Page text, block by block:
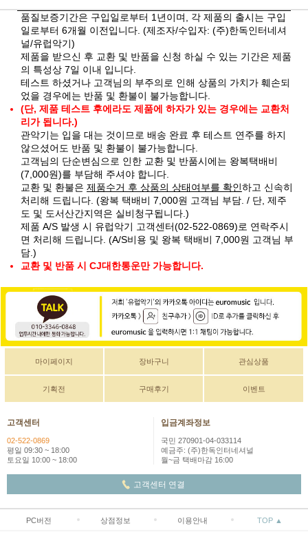
품질보증기간은 구입일로부터 1년이며, 각 제품의 출시는 구입
일로부터 6개월 이전입니다. (제조자/수입자: (주)한독인터네셔
널/유럽악기)
제품을 받으신 후 교환 및 반품을 신청 하실 수 있는 기간은 제품
의 특성상 7일 이내 입니다.
테스트 하셨거나 고객님의 부주의로 인해 상품의 가치가 훼손되
었을 경우에는 반품 및 환불이 불가능합니다.
(단, 제품 테스트 후에라도 제품에 하자가 있는 경우에는 교환처
리가 됩니다.)
관악기는 입을 대는 것이므로 배송 완료 후 테스트 연주를 하지
않으셨어도 반품 및 환불이 불가능합니다.
고객님의 단순변심으로 인한 교환 및 반품시에는 왕복택배비
(7,000원)를 부담해 주셔야 합니다.
교환 및 환불은 제품수거 후 상품의 상태여부를 확인하고 신속히
처리해 드립니다. (왕복 택배비 7,000원 고객님 부담. / 단, 제주
도 및 도서산간지역은 실비청구됩니다.)
제품 A/S 발생 시 유럽악기 고객센터(02-522-0869)로 연락주시
면 처리해 드립니다. (A/S비용 및 왕복 택배비 7,000원 고객님 부
담.)
교환 및 반품 시 CJ대한통운만 가능합니다.
마이페이지 장바구니 관심상품
기획전 구매후기 이벤트
고객센터
02-522-0869
평일 09:30 ~ 18:00
토요일 10:00 ~ 18:00
입금계좌정보
국민 270901-04-033114
예금주: (주)한독인터네셔널
월~금 택배마감 16:00
고객센터 연결
PC버전 상점정보 이용안내 TOP ▲